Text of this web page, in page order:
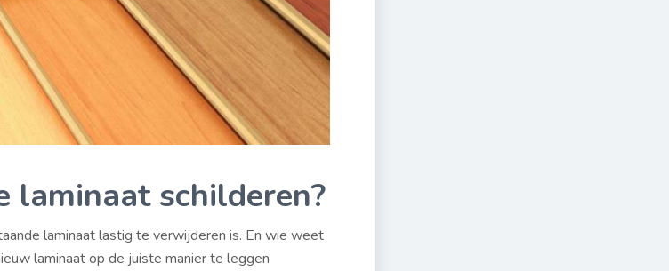
laminaat schilderen?
laminaat lastig te verwijderen is. En wie weet
laminaat op de juiste manier te leggen